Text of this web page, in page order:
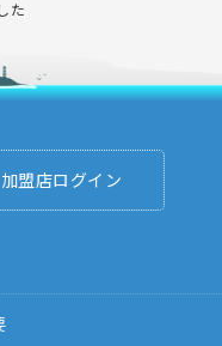
た
加盟店ログイン